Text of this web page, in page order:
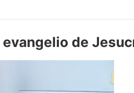
evangelio de